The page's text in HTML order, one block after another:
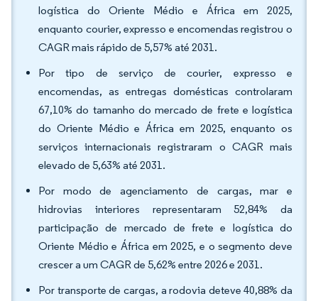
logística do Oriente Médio e África em 2025,
enquanto courier, expresso e encomendas registrou o
CAGR mais rápido de 5,57% até 2031.
Por tipo de serviço de courier, expresso e
encomendas, as entregas domésticas controlaram
67,10% do tamanho do mercado de frete e logística
do Oriente Médio e África em 2025, enquanto os
serviços internacionais registraram o CAGR mais
elevado de 5,63% até 2031.
Por modo de agenciamento de cargas, mar e
hidrovias interiores representaram 52,84% da
participação de mercado de frete e logística do
Oriente Médio e África em 2025, e o segmento deve
crescer a um CAGR de 5,62% entre 2026 e 2031.
Por transporte de cargas, a rodovia deteve 40,88% da